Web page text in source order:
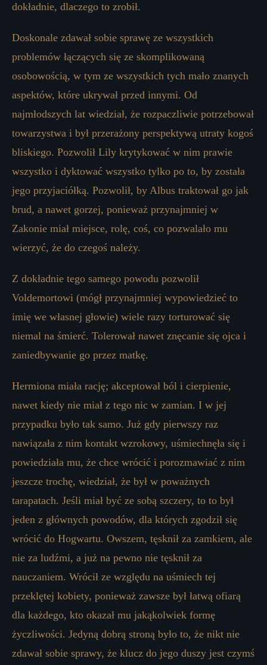
dokładnie, dlaczego to zrobił.
Doskonale zdawał sobie sprawę ze wszystkich
problemów łączących się ze skomplikowaną
osobowością, w tym ze wszystkich tych mało znanych
aspektów, które ukrywał przed innymi. Od
najmłodszych lat wiedział, że rozpaczliwie potrzebował
towarzystwa i był przerażony perspektywą utraty kogoś
bliskiego. Pozwolił Lily krytykować w nim prawie
wszystko i dyktować wszystko tylko po to, by została
jego przyjaciółką. Pozwolił, by Albus traktował go jak
brud, a nawet gorzej, ponieważ przynajmniej w
Zakonie miał miejsce, rolę, coś, co pozwalało mu
wierzyć, że do czegoś należy.
Z dokładnie tego samego powodu pozwolił
Voldemortowi (mógł przynajmniej wypowiedzieć to
imię we własnej głowie) wiele razy torturować się
niemal na śmierć. Tolerował nawet znęcanie się ojca i
zaniedbywanie go przez matkę.
Hermiona miała rację; akceptował ból i cierpienie,
nawet kiedy nie miał z tego nic w zamian. I w jej
przypadku było tak samo. Już gdy pierwszy raz
nawiązała z nim kontakt wzrokowy, uśmiechnęła się i
powiedziała mu, że chce wrócić i porozmawiać z nim
jeszcze trochę, wiedział, że był w poważnych
tarapatach. Jeśli miał być ze sobą szczery, to to był
jeden z głównych powodów, dla których zgodził się
wrócić do Hogwartu. Owszem, tęsknił za zamkiem, ale
nie za ludźmi, a już na pewno nie tęsknił za
nauczaniem. Wrócił ze względu na uśmiech tej
przeklętej kobiety, ponieważ zawsze był łatwą ofiarą
dla każdego, kto okazał mu jakąkolwiek formę
życzliwości. Jedyną dobrą stroną było to, że nikt nie
zdawał sobie sprawy, że klucz do jego duszy jest czymś